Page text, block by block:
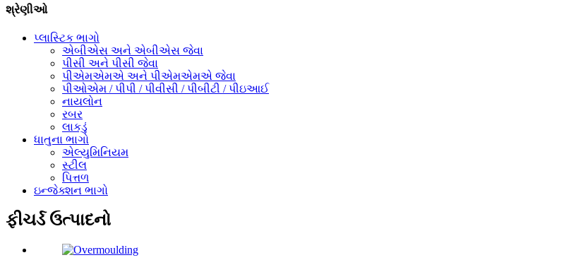
શ્રેણીઓ
પ્લાસ્ટિક ભાગો
એબીએસ અને એબીએસ જેવા
પીસી અને પીસી જેવા
પીએમએમએ અને પીએમએમએ જેવા
પીઓએમ / પીપી / પીવીસી / પીબીટી / પીઇઆઈ
નાયલોન
રબર
લાકડું
ધાતુના ભાગો
એલ્યુમિનિયમ
સ્ટીલ
પિત્તળ
ઇન્જેક્શન ભાગો
ફીચર્ડ ઉત્પાદનો